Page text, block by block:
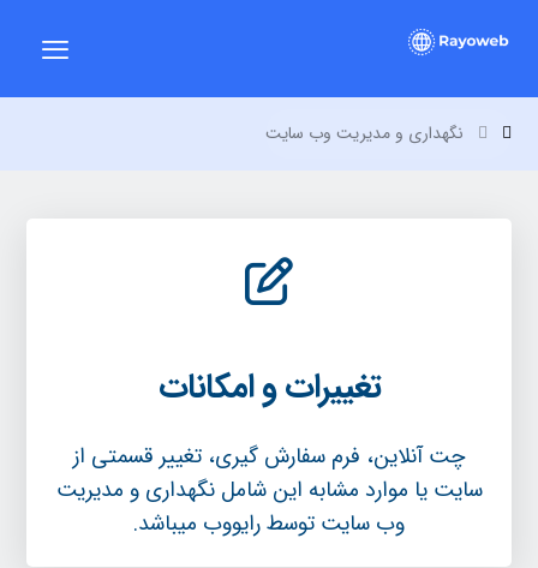
نگهداری و مدیریت وب سایت
تغییرات و امکانات
چت آنلاین، فرم سفارش گیری، تغییر قسمتی از
سایت یا موارد مشابه این شامل نگهداری و مدیریت
وب سایت توسط رایووب میباشد.